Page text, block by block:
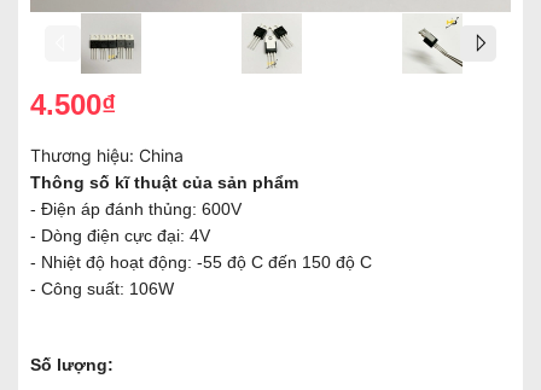
4.500₫
Thương hiệu: China
Thông số kĩ thuật của sản phẩm
- Điện áp đánh thủng: 600V
- Dòng điện cực đại: 4V
- Nhiệt độ hoạt động: -55 độ C đến 150 độ C
- Công suất: 106W
Số lượng: